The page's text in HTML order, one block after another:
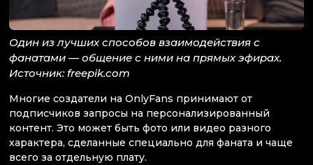
Один из лучших способов взаимодействия с
фанатами — общение с ними на прямых эфирах.
Источник: freepik.com
Многие создатели на OnlyFans принимают от
подписчиков запросы на персонализированный
контент. Это может быть фото или видео разного
характера, сделанные специально для фаната и чаще
всего за отдельную плату.